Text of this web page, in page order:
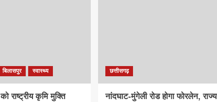
बिलासपुर स्वास्थ्य
राष्ट्रीय कृमि मुक्ति
छत्तीसगढ़
नांदघाट-मुंगेली रोड होगा फोरलेन, राज्य